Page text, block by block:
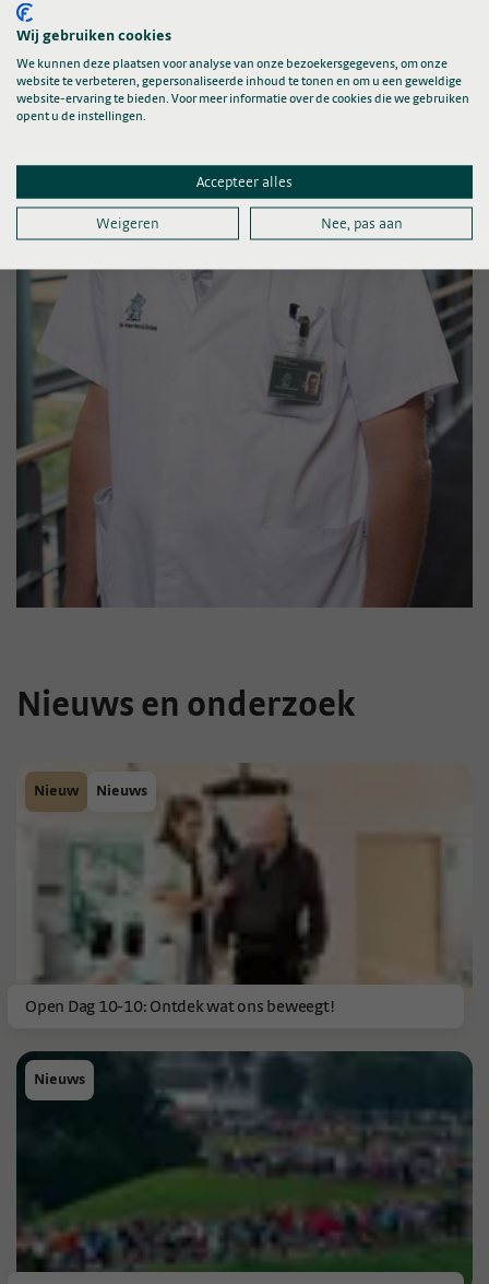
Nieuws en onderzoek
Open Dag 10-10: Ontdek wat ons beweegt!
Nieuw Nieuws
Nieuws
Wij gebruiken cookies
We kunnen deze plaatsen voor analyse van onze bezoekersgegevens, om onze
website te verbeteren, gepersonaliseerde inhoud te tonen en om u een geweldige
website-ervaring te bieden. Voor meer informatie over de cookies die we gebruiken
opent u de instellingen.
Accepteer alles
Weigeren Nee, pas aan